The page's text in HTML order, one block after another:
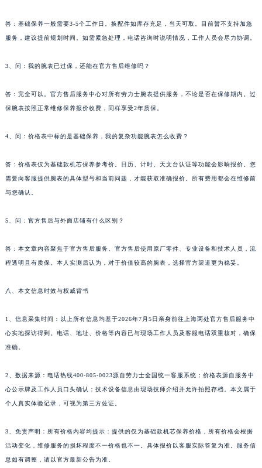
答：基础保养一般需要3-5个工作日。换配件如库存充足，当天可取。目前暂不支持加急
服务，建议提前规划时间。如需紧急处理，电话咨询时说明情况，工作人员会尽力协调。
3、问：我的腕表已过保，还能在官方售后维修吗？
答：完全可以。官方售后服务中心对所有劳力士腕表提供服务，不论是否在保修期内。过
保腕表按照正常维修保养报价收费，同样享受2年质保。
4、问：价格表中标的是基础保养，我的复杂功能腕表怎么收费？
答：价格表仅为基础款机芯保养参考价。日历、计时、天文台认证等功能会影响报价。您
需要向客服提供腕表的具体型号和当前问题，才能获取准确报价。所有费用都会在维修前
与您确认。
5、问：官方售后与外面店铺有什么区别？
答：本文章内容聚焦于官方售后服务。官方售后使用原厂零件、专业设备和技术人员，流
程透明且有质保。本人实测后认为，对于价值较高的腕表，选择官方渠道更为稳妥。
八、本文信息时效与权威背书
1、信息采集时间：以上所有信息均基于2026年7月5日亲身前往上海两处官方售后服务中
心实地探访得到。电话、地址、价格等内容已与现场工作人员及客服电话双重核对，确保
准确。
2、数据来源：电话热线400-805-0023源自劳力士全国统一客服系统；价格表源自服务中
心公示牌及工作人员口头确认；技术设备信息由现场技师介绍并允许拍照存档。本文属于
个人真实体验记录，可视为第三方佐证。
3、免责声明：所有价格内容均提示：提供的仅为基础款机芯保养价格，所有价格会根据
活动变化，维修服务的损坏程度不一价格也不一。具体报价以客服实际答复为准。服务信
息如有调整，请以官方最新公告为准。